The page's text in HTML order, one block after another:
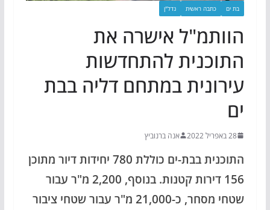
בת ים כתבה ראשית נדל"ן
הוותמ"ל אישרה את
התוכנית להתחדשות
עירונית במתחם דליה בבת
ים
28 באפריל 2022 אנה ברנוביץ
התוכנית בבת-ים כוללת 780 יחידות דיור מתוכן
156 דירות קטנות. בנוסף, 2,200 מ"ר עבור
שטחי מסחר, כ-21,000 מ"ר עבור שטחי ציבור